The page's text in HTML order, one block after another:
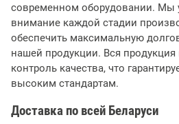
современном оборудовании. Мы
внимание каждой стадии
обеспечить максимальную
нашей продукции. Вся продукция
контроль качества, что
высоким стандартам.
Доставка по всей Беларуси